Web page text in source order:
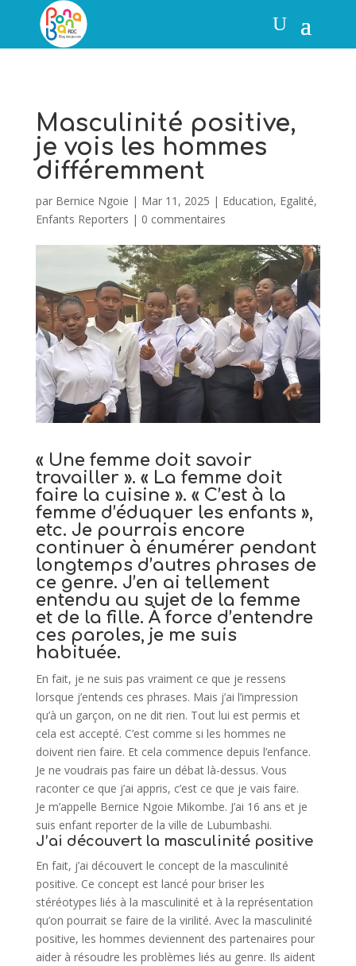
Masculinité positive,
je vois les hommes
différemment
par Bernice Ngoie | Mar 11, 2025 | Education, Egalité,
Enfants Reporters | 0 commentaires
« Une femme doit savoir
travailler ». « La femme doit
faire la cuisine ». « C’est à la
femme d’éduquer les enfants »,
etc. Je pourrais encore
continuer à énumérer pendant
longtemps d’autres phrases de
ce genre. J’en ai tellement
entendu au sujet de la femme
et de la fille. À force d’entendre
ces paroles, je me suis
habituée.
En fait, je ne suis pas vraiment ce que je ressens
lorsque j’entends ces phrases. Mais j’ai l’impression
qu’à un garçon, on ne dit rien. Tout lui est permis et
cela est accepté. C’est comme si les hommes ne
doivent rien faire. Et cela commence depuis l’enfance.
Je ne voudrais pas faire un débat là-dessus. Vous
raconter ce que j’ai appris, c’est ce que je vais faire.
Je m’appelle Bernice Ngoie Mikombe. J’ai 16 ans et je
suis enfant reporter de la ville de Lubumbashi.
J’ai découvert la masculinité positive
En fait, j’ai découvert le concept de la masculinité
positive. Ce concept est lancé pour briser les
stéréotypes liés à la masculinité et à la représentation
qu’on pourrait se faire de la virilité. Avec la masculinité
positive, les hommes deviennent des partenaires pour
aider à résoudre les problèmes liés au genre. Ils aident